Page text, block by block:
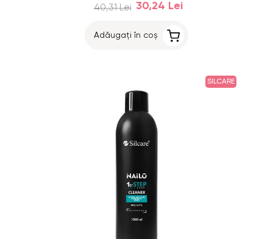
40,31 Lei 30,24 Lei
Adăugați în coș
SILCARE